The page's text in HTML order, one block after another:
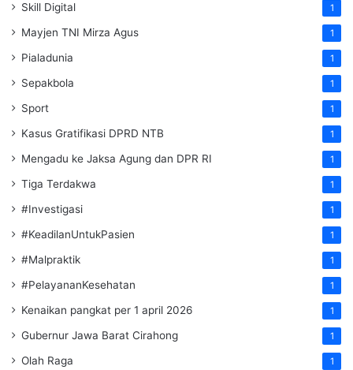
Skill Digital 1
Mayjen TNI Mirza Agus 1
Pialadunia 1
Sepakbola 1
Sport 1
Kasus Gratifikasi DPRD NTB 1
Mengadu ke Jaksa Agung dan DPR RI 1
Tiga Terdakwa 1
#Investigasi 1
#KeadilanUntukPasien 1
#Malpraktik 1
#PelayananKesehatan 1
Kenaikan pangkat per 1 april 2026 1
Gubernur Jawa Barat Cirahong 1
Olah Raga 1